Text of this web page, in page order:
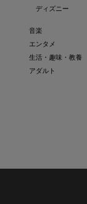
ディズニー
音楽
エンタメ
生活・趣味・教養
アダルト